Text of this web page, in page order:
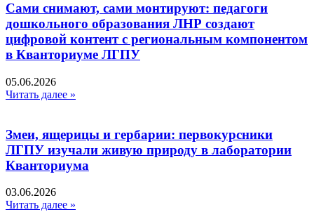
Сами снимают, сами монтируют: педагоги
дошкольного образования ЛНР создают
цифровой контент с региональным компонентом
в Кванториуме ЛГПУ​
05.06.2026
Читать далее »
Змеи, ящерицы и гербарии: первокурсники
ЛГПУ изучали живую природу в лаборатории
Кванториума
03.06.2026
Читать далее »